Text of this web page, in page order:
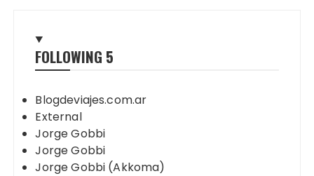
FOLLOWING 5
Blogdeviajes.com.ar
External
Jorge Gobbi
Jorge Gobbi
Jorge Gobbi (Akkoma)